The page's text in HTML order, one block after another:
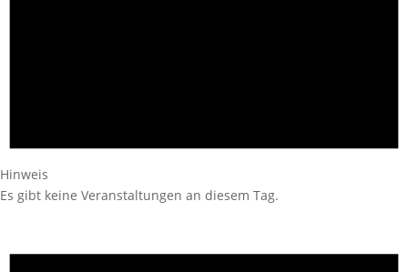
Hinweis
Es gibt keine Veranstaltungen an diesem Tag.